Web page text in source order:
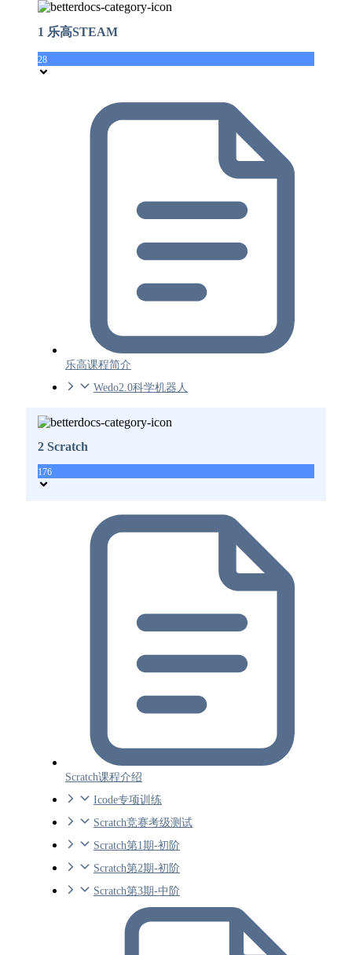
1 乐高STEAM
28
乐高课程简介
Wedo2.0科学机器人
2 Scratch
176
Scratch课程介绍
Icode专项训练
Scratch竞赛考级测试
Scratch第1期-初阶
Scratch第2期-初阶
Scratch第3期-中阶